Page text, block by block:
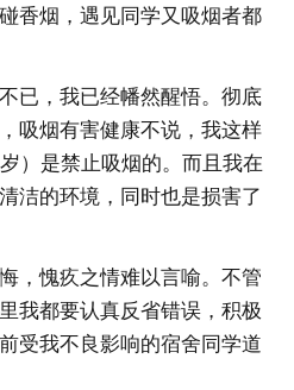
香烟，遇见同学又吸烟者都
已，我已经幡然醒悟。彻底
吸烟有害健康不说，我这样
）是禁止吸烟的。而且我在
洁的环境，同时也是损害了
，愧疚之情难以言喻。不管
我都要认真反省错误，积极
受我不良影响的宿舍同学道